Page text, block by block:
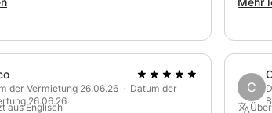
der Vermietung 26.06.26 · Datum der
26.06.26
aus Englisch
C